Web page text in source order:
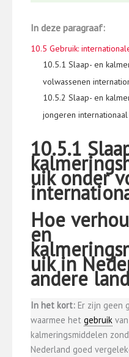
In deze paragraaf:
10.5 Gebruik:
10.5.1 Slaap- en
volwassenen
10.5.2 Slaap- en
jongeren internationaal
10.5.1
uik onder
Hoe
en
uik in
andere
In het kort: Er zijn geen
waarmee het gebruik
kalmeringsmiddelen
Nederland goed